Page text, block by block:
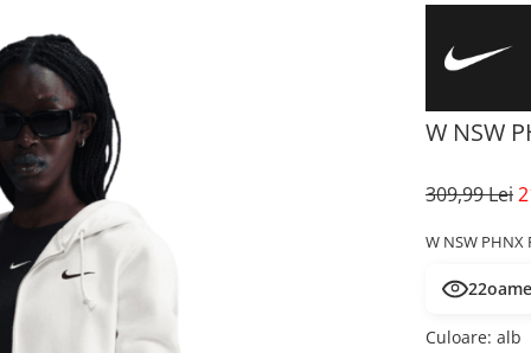
W NSW
309,99 Lei
W NSW PHNX
22
Culoare: alb